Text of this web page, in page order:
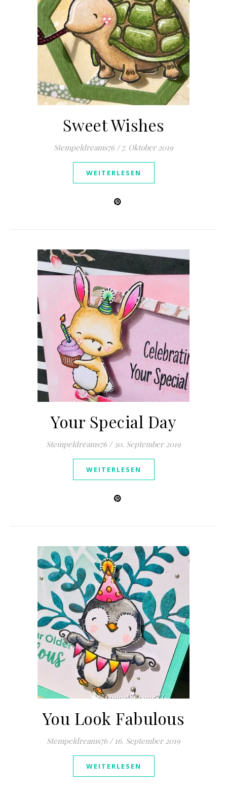
Sweet Wishes
Stempeldreams76 / 7. Oktober 2019
WEITERLESEN
Your Special Day
Stempeldreams76 / 30. September 2019
WEITERLESEN
You Look Fabulous
Stempeldreams76 / 16. September 2019
WEITERLESEN